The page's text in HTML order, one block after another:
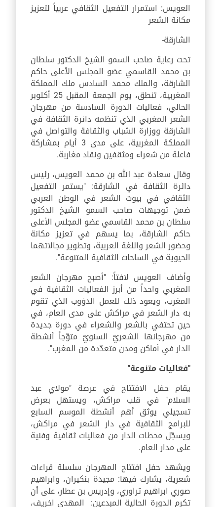
العويس: استمرار التفعيل الثقافي عربياً لتعزيز
مكانة الشعر
الشارقة-
تحت رعاية صاحب السمو الشيخ الدكتور سلطان
بن محمد القاسمي عضو المجلس الأعلى حاكم
الشارقة، والملك محمد السادس ملك المملكة
المغربية، تنطق، يوم الجمعة المقبل 25 أكتوبر
الحالي، فعاليات الدورة السادسة من مهرجان
الشعر المغربي الذي تنظمه دائرة الثقافة في
الشارقة ووزارة الشباب والثقافة والتواصل في
المملكة المغربية، على مدى 3 أيام بمشاركة
فاعلة من شعراء ومثقفين ونقاد مغاربة.
وقال سعادة عبد الله بن محمد العويس، رئيس
دائرة الثقافة في الشارقة: "يستمر التفعيل
الثقافي في بيوت الشعر في الوطن العربي
ضمن توجيهات صاحب السمو الشيخ الدكتور
سلطان بن محمد القاسمي عضو المجلس الأعلى
حاكم الشارقة، بما يسهم في تعزيز مكانة
وحضور الشعر واللغة العربية، وتطوير مجالاتهما
الحيوية في الساحات الثقافية المتنوعة".
وأضاف العويس لافتاً: "أصبح مهرجان الشعر
المغربي واحداً من أبرز الفعاليات الثقافية في
المغرب، ويعود ذلك للعمل الدؤوب الذي تقوم
به دار الشعر في مراكش على مدى العام، في
حين تحتفي بالشعر والشعراء في دورة جديدة
من مهرجانها الشعريّ السنويّ متوّجاً أنشطة
الدار في أماكن ومدن متعدّدة من المغرب".
"فعاليات متنوعة"
يقام حفل الافتتاح في عرصة "مولاي عبد
السلام" في قلب مراكش، ويستهل بعرض
تسجيلي يوثق أهم أنشطة الموسم السابع
للبرامج الثقافية في دار الشعر في مراكش،
ويسجّل محطات الدار من فعاليات ثقافية وفنية
على مدار العام.
ويشهد حفل افتتاح المهرجان سلسلة قراءات
شعرية، يشارك فيها: مجيدة بنكيران، وابراهيم
صوري ابراهيم تراوري، وإدريس بن عطار، على أن
تكرم الدورة الحالية المبدعين: المهدي اخريف،